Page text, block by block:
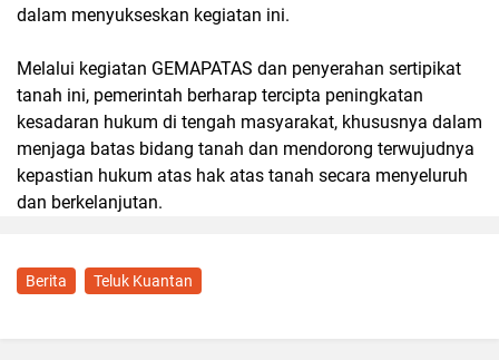
dalam menyukseskan kegiatan ini.
Melalui kegiatan GEMAPATAS dan penyerahan sertipikat
tanah ini, pemerintah berharap tercipta peningkatan
kesadaran hukum di tengah masyarakat, khususnya dalam
menjaga batas bidang tanah dan mendorong terwujudnya
kepastian hukum atas hak atas tanah secara menyeluruh
dan berkelanjutan.
Berita Teluk Kuantan